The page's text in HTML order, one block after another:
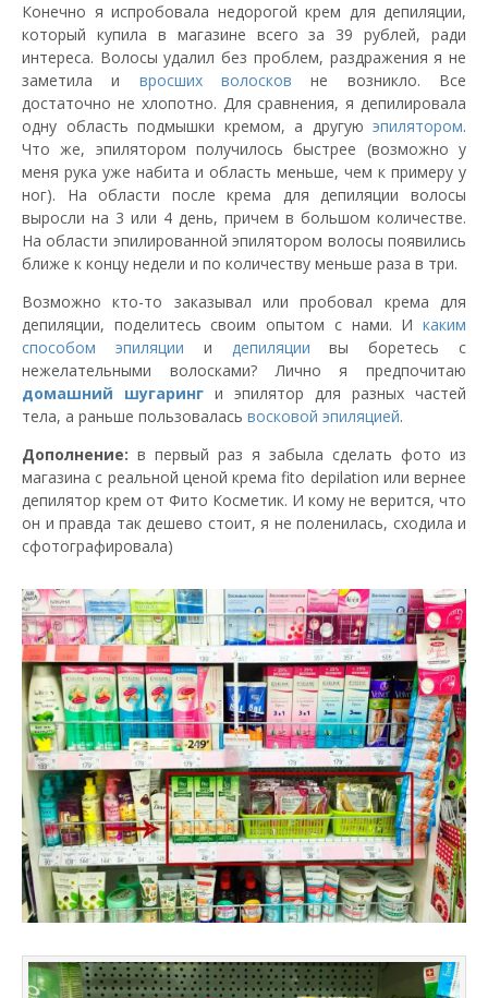
Конечно я испробовала недорогой крем для депиляции,
который купила в магазине всего за 39 рублей, ради
интереса. Волосы удалил без проблем, раздражения я не
заметила и вросших волосков не возникло. Все
достаточно не хлопотно. Для сравнения, я депилировала
одну область подмышки кремом, а другую эпилятором.
Что же, эпилятором получилось быстрее (возможно у
меня рука уже набита и область меньше, чем к примеру у
ног). На области после крема для депиляции волосы
выросли на 3 или 4 день, причем в большом количестве.
На области эпилированной эпилятором волосы появились
ближе к концу недели и по количеству меньше раза в три.
Возможно кто-то заказывал или пробовал крема для
депиляции, поделитесь своим опытом с нами. И каким
способом эпиляции и депиляции вы боретесь с
нежелательными волосками? Лично я предпочитаю
домашний
шугаринг и эпилятор для разных частей
тела, а раньше пользовалась восковой эпиляцией.
Дополнение: в первый раз я забыла сделать фото из
магазина с реальной ценой крема fito depilation или вернее
депилятор крем от Фито Косметик. И кому не верится, что
он и правда так дешево стоит, я не поленилась, сходила и
сфотографировала)